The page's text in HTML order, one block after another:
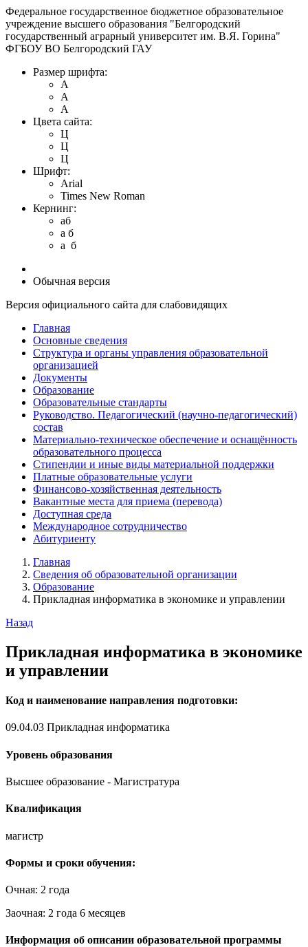
Федеральное государственное бюджетное образовательное
учреждение высшего образования "Белгородский
государственный аграрный университет им. В.Я. Горина"
ФГБОУ ВО Белгородский ГАУ
Размер шрифта:
A
A
A
Цвета сайта:
Ц
Ц
Ц
Шрифт:
Arial
Times New Roman
Кернинг:
aб
a б
a б
Обычная версия
Версия официального сайта для слабовидящих
Главная
Основные сведения
Структура и органы управления образовательной
организацией
Документы
Образование
Образовательные стандарты
Руководство. Педагогический (научно-педагогический)
состав
Материально-техническое обеспечение и оснащённость
образовательного процесса
Стипендии и иные виды материальной поддержки
Платные образовательные услуги
Финансово-хозяйственная деятельность
Вакантные места для приема (перевода)
Доступная среда
Международное сотрудничество
Абитуриенту
Главная
Сведения об образовательной организации
Образование
Прикладная информатика в экономике и управлении
Назад
Прикладная информатика в экономике
и управлении
Код и наименование направления подготовки:
09.04.03 Прикладная информатика
Уровень образования
Высшее образование - Магистратура
Квалификация
магистр
Формы и сроки обучения:
Очная: 2 года
Заочная: 2 года 6 месяцев
Информация об описании образовательной программы